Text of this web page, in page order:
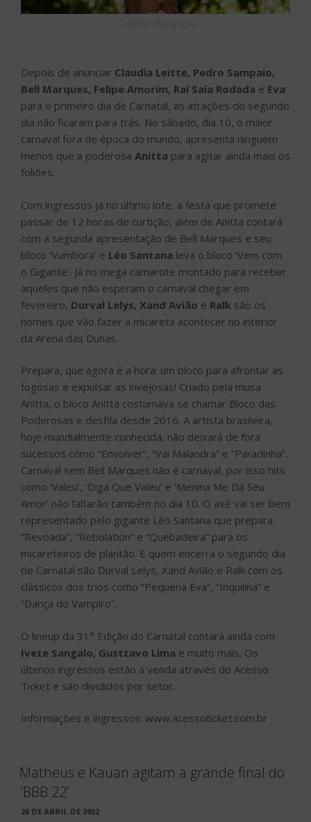
Depois de anunciar Claudia Leitte, Pedro Sampaio,
Bell Marques, Felipe Amorim, Raí Saia Rodada e Eva
para o primeiro dia de Carnatal, as atrações do segundo
dia não ficaram para trás. No sábado, dia 10, o maior
carnaval fora de época do mundo, apresenta ninguém
menos que a poderosa Anitta para agitar ainda mais os
foliões.
Com ingressos já no último lote, a festa que promete
passar de 12 horas de curtição, além de Anitta contará
com a segunda apresentação de Bell Marques e seu
bloco ‘Vumbora’ e Léo Santana leva o bloco ‘Vem com
o Gigante’. Já no mega camarote montado para receber
aqueles que não esperam o carnaval chegar em
fevereiro, Durval Lelys, Xand Avião e Ralk são os
nomes que vão fazer a micareta acontecer no interior
da Arena das Dunas.
Prepara, que agora é a hora: um bloco para afrontar as
fogosas e expulsar as invejosas! Criado pela musa
Anitta, o bloco Anitta costumava se chamar Bloco das
Poderosas e desfila desde 2016. A artista brasileira,
hoje mundialmente conhecida, não deixará de fora
sucessos como “Envolver”, “Vai Malandra” e “Paradinha”.
Carnaval sem Bell Marques não é carnaval, por isso hits
como ‘Valeu’, ‘Diga Que Valeu’ e ‘Menina Me Dá Seu
Amor’ não faltarão também no dia 10. O axé vai ser bem
representado pelo gigante Léo Santana que prepara
“Revoada”, “Rebolation” e “Quebadeira” para os
micareteiros de plantão. E quem encerra o segundo dia
de Carnatal são Durval Lelys, Xand Avião e Ralk com os
clássicos dos trios como “Pequena Eva”, “Inquilina” e
“Dança do Vampiro”.
O lineup da 31° Edição do Carnatal contará ainda com
Ivete Sangalo, Gusttavo Lima e muito mais. Os
últimos ingressos estão à venda através do Acesso
Ticket e são divididos por setor.
Informações e ingressos: www.acessoticket.com.br
Matheus e Kauan agitam a grande final do
‘BBB 22’
PUBLICADO
26 DE ABRIL DE 2022